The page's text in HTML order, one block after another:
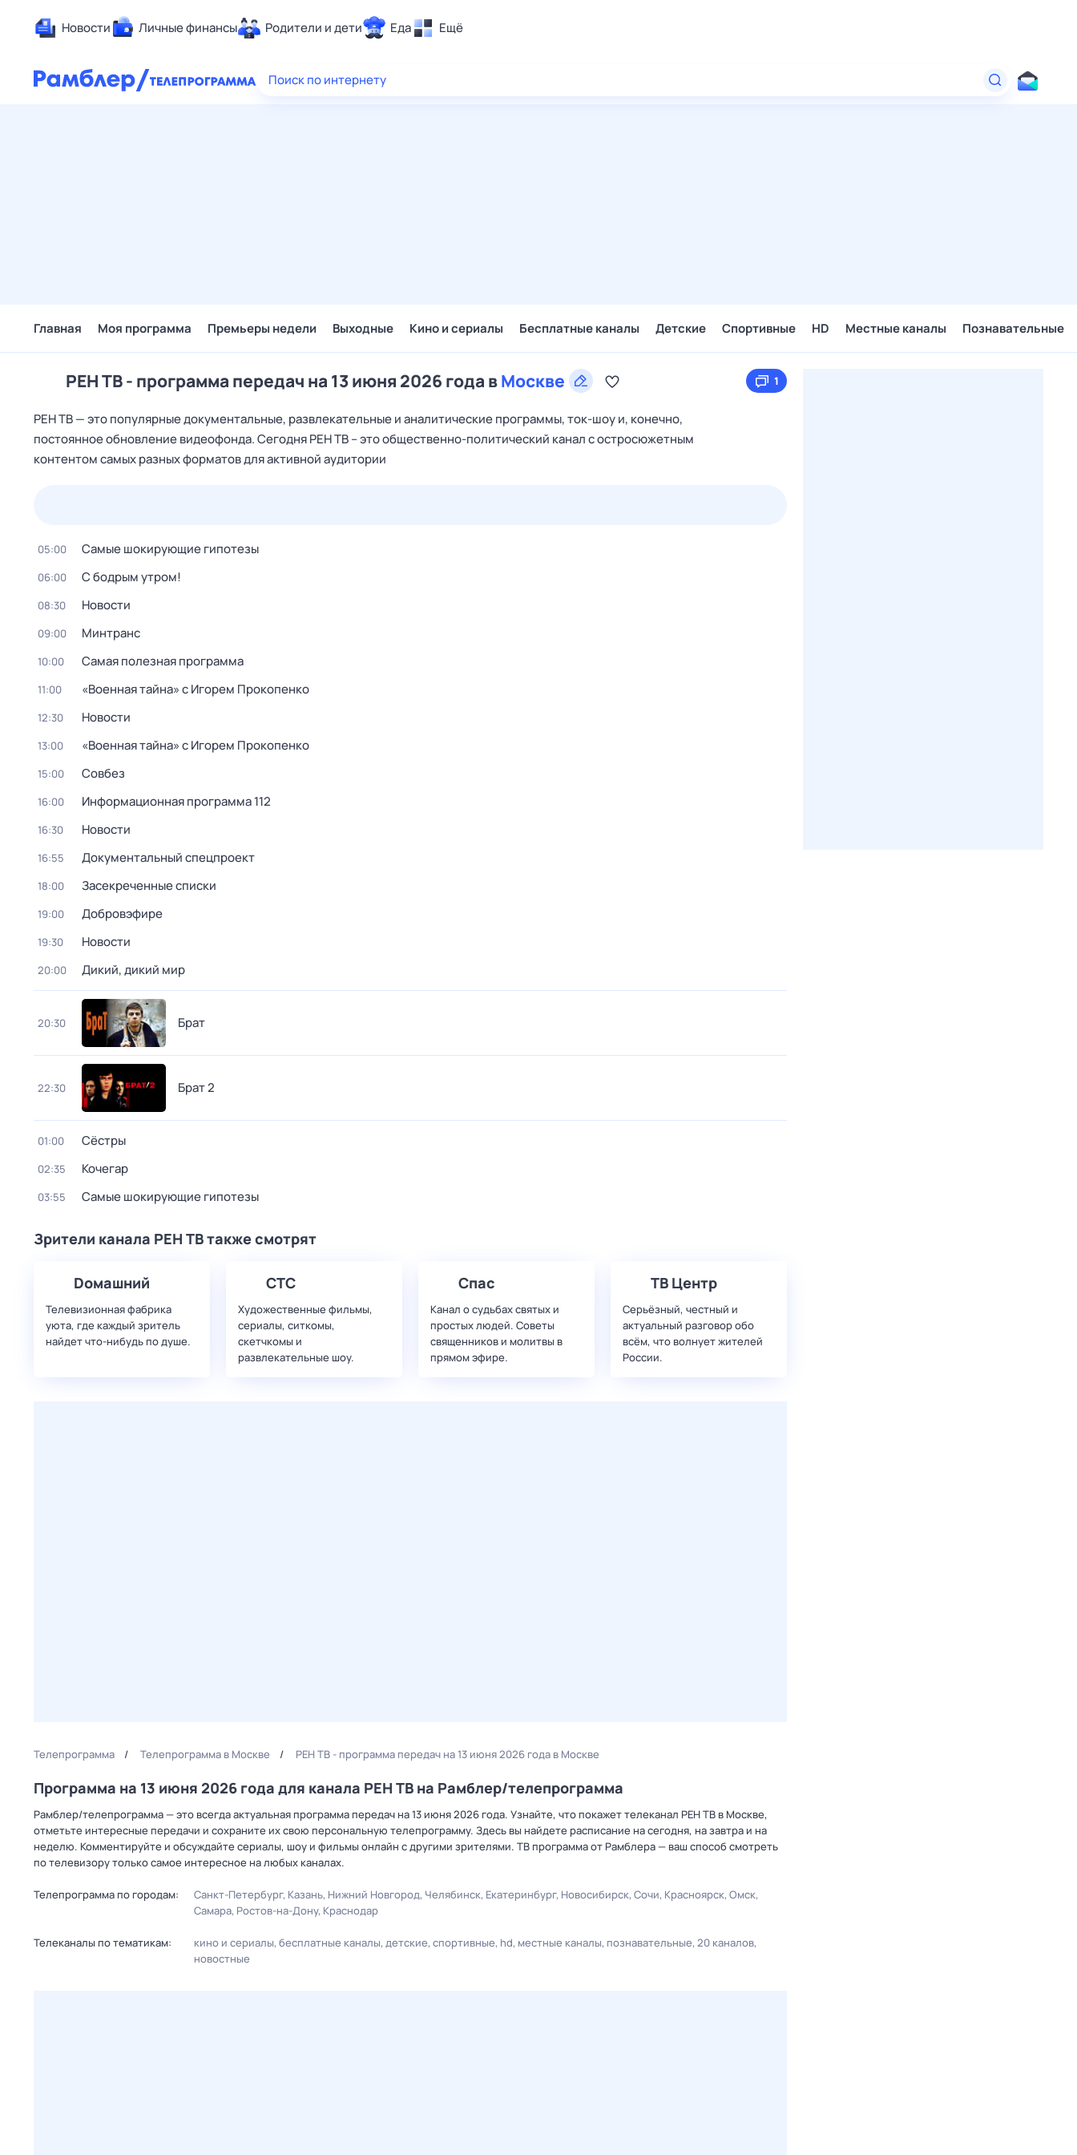
Новости Личные финансы Родители и дети Еда Ещё
Здоровье
Поиск по интернету
Главная Моя программа Премьеры недели Выходные Кино и сериалы Бесплатные каналы Детские Спортивные HD Местные каналы Познавательные
РЕН ТВ - программа передач на 13 июня 2026 года вМоскве 1
РЕН ТВ — это популярные документальные, развлекательные и аналитические программы, ток-шоу и, конечно,
постоянное обновление видеофонда. Сегодня РЕН ТВ – это общественно-политический канал с остросюжетным
контентом самых разных форматов для активной аудитории
05:00 Самые шoкиpующие гипотезы
06:00 С бодрым утром!
08:30 Новости
09:00 Минтранс
10:00 Самая полезная программа
11:00 «Военная тайна» с Игорем Прокопенко
12:30 Новости
13:00 «Военная тайна» с Игорем Прокопенко
15:00 Совбез
16:00 Информационная программа 112
16:30 Новости
16:55 Документальный спецпроект
18:00 Заcекрeченные списки
19:00 Добровэфире
19:30 Новости
20:00 Дикий, дикий мир
20:30 Брат
22:30 Брат 2
01:00 Сёстры
02:35 Koчегар
03:55 Самые шoкиpующие гипотезы
Зрители канала РЕН ТВ также смотрят
Dомашний
Телевизионная фабрика
уюта, где каждый зритель
найдет что‑нибудь по душе.
СТС
Художественные фильмы,
сериалы, ситкомы,
скетчкомы и
развлекательные шоу.
Спас
Канал о судьбах святых и
простых людей. Советы
священников и молитвы в
прямом эфире.
ТВ Центр
Серьёзный, честный и
актуальный разговор обо
всём, что волнует жителей
России.
Телепрограмма Телепрограмма в Москве РЕН ТВ - программа передач на 13 июня 2026 года в Москве
Программа на 13 июня 2026 года для канала РЕН ТВ на Рамблер/телепрограмма
Рамблер/телепрограмма — это всегда актуальная программа передач на 13 июня 2026 года. Узнайте, что покажет телеканал РЕН ТВ в Москве,
отметьте интересные передачи и сохраните их свою персональную телепрограмму. Здесь вы найдете расписание на сегодня, на завтра и на
неделю. Комментируйте и обсуждайте сериалы, шоу и фильмы онлайн с другими зрителями. ТВ программа от Рамблера — ваш способ смотреть
по телевизору только самое интересное на любых каналах.
Телепрограмма по городам: Санкт-Петербург Казань Нижний Новгород Челябинск Екатеринбург Новосибирск Сочи Красноярск Омск
Самара Ростов-на-Дону Краснодар
Телеканалы по тематикам: кино и сериалы бесплатные каналы детские спортивные hd местные каналы познавательные 20 каналов
новостные